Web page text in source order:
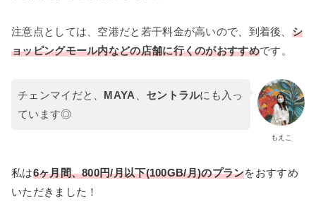
注意点としては、空港だと若干料金が高いので、到着後、 シ
ョッピングモール内などの店舗に行くのがおすすめです。
もえこ
チェンマイだと、 MAYA セントラルにも入っ
ています◎
私は6ヶ月間、800円/月以下(100GB/月)のプランをおすすめ
いただきました！